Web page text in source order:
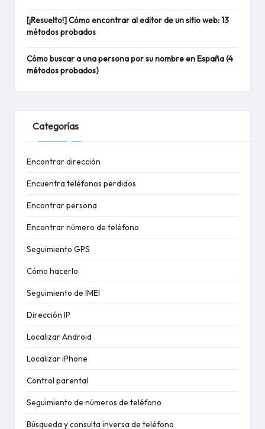
[¡Resuelto!] Cómo encontrar al editor de un sitio web: 13
métodos probados
Cómo buscar a una persona por su nombre en España (4
métodos probados)
Categorías
Encontrar dirección
Encuentra teléfonos perdidos
Encontrar persona
Encontrar número de teléfono
Seguimiento GPS
Cómo hacerlo
Seguimiento de IMEI
Dirección IP
Localizar Android
Localizar iPhone
Control parental
Seguimiento de números de teléfono
Búsqueda y consulta inversa de teléfono